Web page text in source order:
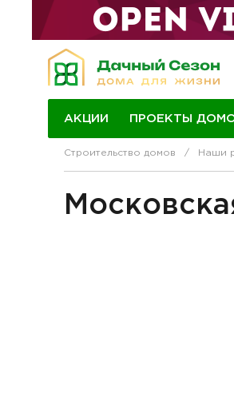
АКЦИИ ПРОЕКТЫ
Строительство домов Наши